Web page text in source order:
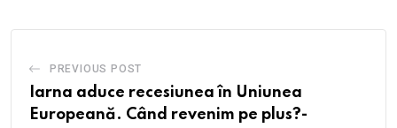
PREVIOUS POST
Iarna aduce recesiunea în Uniunea
Europeană. Când revenim pe plus?-